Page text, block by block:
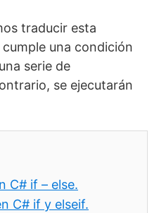
traducir esta
una condición
serie de
se ejecutarán
C# if – else.
C# if y elseif.